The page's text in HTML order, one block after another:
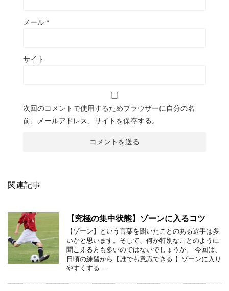
メール *
サイト
次回のコメントで使用するためブラウザーに自分の名
前、メールアドレス、サイトを保存する。
関連記事
【究極の集中状態】ゾーンに入るコツ
【ゾーン】という言葉を聞いたことのある選手は多
いかと思います。そして、何か特別なことのように
聞こえる方も多いのではないでしょうか。 今回は、
日頃の練習から【誰でも意識できる 】ゾーンに入り
やすくする …